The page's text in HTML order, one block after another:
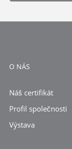
O NÁS
Náš certifikát
Profil společnosti
Výstava